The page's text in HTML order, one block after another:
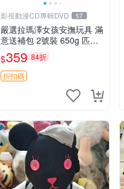
影視動漫CD專輯DVD 57
嚴選拉瑪澤女孩安撫玩具 滿
意送補包 2號裝 650g 匹配
嬰幼童舒壓好伴侶 女孩專用
安心選擇 安撫玩偶 衝包 玩
具
$359 84折
折扣碼